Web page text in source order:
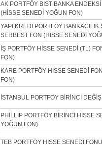
AK PORTFÖY BIST BANKA
(HİSSE SENEDİ YOĞUN FON)
YAPI KREDİ PORTFÖY BANKACILIK
SERBEST FON (HİSSE SENEDİ
İŞ PORTFÖY HİSSE SENEDİ (TL)
FON)
KARE PORTFÖY HİSSE SENEDİ
FON)
İSTANBUL PORTFÖY BİRİNCİ
PHİLLİP PORTFÖY BİRİNCİ HİSSE
YOĞUN FON)
TEB PORTFÖY HİSSE SENEDİ